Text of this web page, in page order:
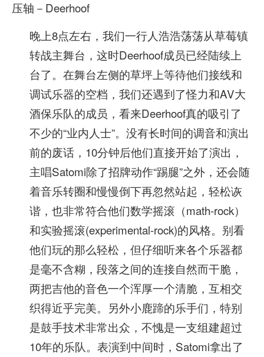
压轴－Deerhoof
晚上8点左右，我们一行人浩浩荡荡从草莓镇
转战主舞台，这时Deerhoof成员已经陆续上
台了。在舞台左侧的草坪上等待他们接线和
调试乐器的空档，我们还遇到了怪力和AV大
酒保乐队的成员，看来Deerhoof真的吸引了
不少的“业内人士”。没有长时间的调音和演出
前的废话，10分钟后他们直接开始了演出，
主唱Satomi除了招牌动作“踢腿”之外，还会随
着音乐转圈和慢慢倒下再忽然站起，轻松诙
谐，也非常符合他们数学摇滚（math-rock）
和实验摇滚(experimental-rock)的风格。别看
他们玩的那么轻松，但仔细听来各个乐器都
是毫不含糊，段落之间的连接自然而干脆，
两把吉他的音色一个浑厚一个清脆，互相交
织得近乎完美。另外小鹿蹄的乐手们，特别
是鼓手技术非常出众，不愧是一支组建超过
10年的乐队。表演到中间时，Satomi拿出了